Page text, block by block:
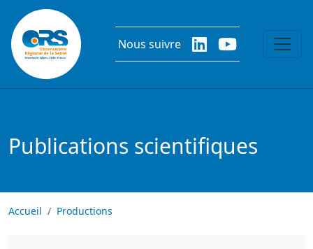
Aller au contenu principal
Nous suivre
Publications scientifiques
Accueil Productions